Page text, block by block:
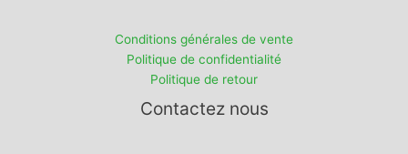
Conditions générales de vente
Politique de confidentialité
Politique de retour
Contactez nous